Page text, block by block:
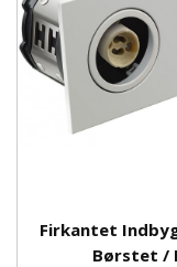
Firkantet
Børstet /